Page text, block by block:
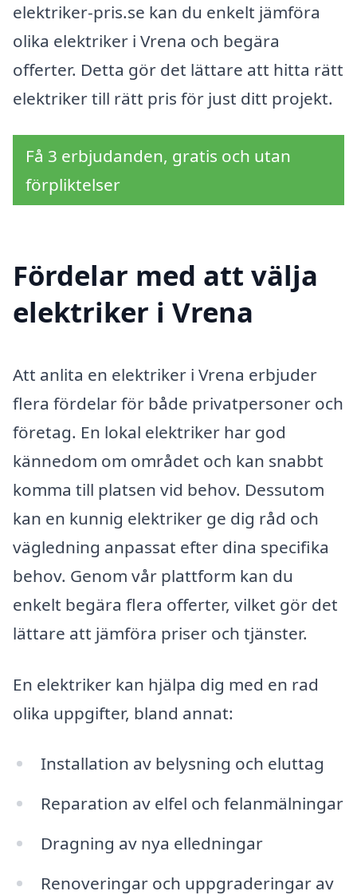
elektriker-pris.se kan du enkelt jämföra
olika elektriker i Vrena och begära
offerter. Detta gör det lättare att hitta rätt
elektriker till rätt pris för just ditt projekt.
Få 3 erbjudanden, gratis och utan
förpliktelser
Fördelar med att välja
elektriker i Vrena
Att anlita en elektriker i Vrena erbjuder
flera fördelar för både privatpersoner och
företag. En lokal elektriker har god
kännedom om området och kan snabbt
komma till platsen vid behov. Dessutom
kan en kunnig elektriker ge dig råd och
vägledning anpassat efter dina specifika
behov. Genom vår plattform kan du
enkelt begära flera offerter, vilket gör det
lättare att jämföra priser och tjänster.
En elektriker kan hjälpa dig med en rad
olika uppgifter, bland annat:
Installation av belysning och eluttag
Reparation av elfel och felanmälningar
Dragning av nya elledningar
Renoveringar och uppgraderingar av